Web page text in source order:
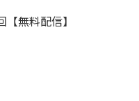
無料配信】